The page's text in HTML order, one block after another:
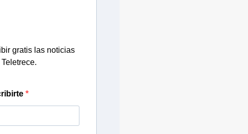
gratis las noticias